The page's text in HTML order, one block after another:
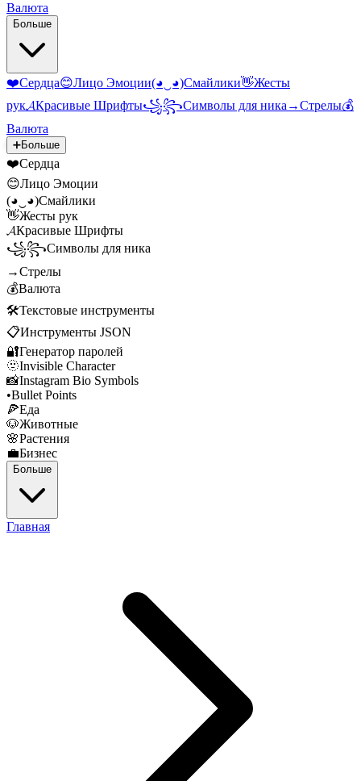
Валюта
Больше
❤️Сердца😊Лицо Эмоции(◕‿◕)Смайлики👋Жесты
рук𝓐Красивые Шрифты꧁꧂Символы для ника →Стрелы💰
Валюта
➕Больше
❤️Сердца
😊Лицо Эмоции
(◕‿◕)Смайлики
👋Жесты рук
𝓐Красивые Шрифты
꧁꧂Символы для ника
→Стрелы
💰Валюта
🛠️Текстовые инструменты
📋Инструменты JSON
🔐Генератор паролей
🫥Invisible Character
📸Instagram Bio Symbols
•Bullet Points
🍕Еда
🐶Животные
🌸Растения
💼Бизнес
Больше
Главная